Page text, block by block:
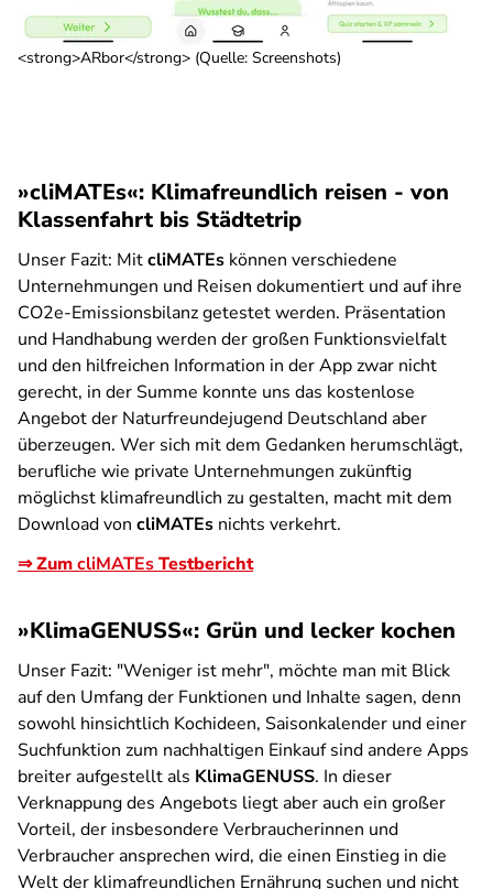
<strong>ARbor</strong> (Quelle: Screenshots)
»cliMATEs«: Klimafreundlich reisen - von
Klassenfahrt bis Städtetrip
Unser Fazit: MitcliMATEs können verschiedene
Unternehmungen und Reisen dokumentiert und auf ihre
CO2e-Emissionsbilanz getestet werden. Präsentation
und Handhabung werden der großen Funktionsvielfalt
und den hilfreichen Information in der App zwar nicht
gerecht, in der Summe konnte uns das kostenlose
Angebot der Naturfreundejugend Deutschland aber
überzeugen. Wer sich mit dem Gedanken herumschlägt,
berufliche wie private Unternehmungen zukünftig
möglichst klimafreundlich zu gestalten, macht mit dem
Download von cliMATEs nichts verkehrt.
⇒ ZumcliMATEsTestbericht
»KlimaGENUSS«: Grün und lecker kochen
Unser Fazit: "Weniger ist mehr", möchte man mit Blick
auf den Umfang der Funktionen und Inhalte sagen, denn
sowohl hinsichtlich Kochideen, Saisonkalender und einer
Suchfunktion zum nachhaltigen Einkauf sind andere Apps
breiter aufgestellt als KlimaGENUSS. In dieser
Verknappung des Angebots liegt aber auch ein großer
Vorteil, der insbesondere Verbraucherinnen und
Verbraucher ansprechen wird, die einen Einstieg in die
Welt der klimafreundlichen Ernährung suchen und nicht